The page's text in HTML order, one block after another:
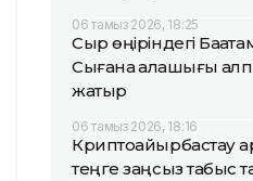
06 тамыз 2026, 18:25
Сыр өңіріндегі
Сығанақ қалашығы
жатыр
06 тамыз 2026, 18:16
Криптоайырбастау
теңге заңсыз табыс